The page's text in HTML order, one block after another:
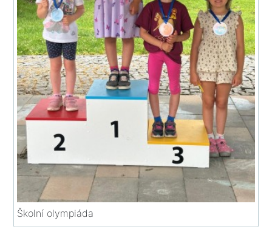
Školní olympiáda